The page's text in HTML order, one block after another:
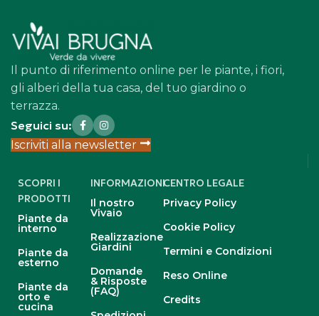
Il punto di riferimento online per le piante, i fiori,
gli alberi della tua casa, del tuo giardino o
terrazza.
Seguici su:
Iscriviti alla newsletter
SCOPRI I
PRODOTTI
Piante da
interno
Piante da
esterno
Piante da
orto e
cucina
INFORMAZIONI
Il nostro
Vivaio
Realizzazione
Giardini
Domande
& Risposte
(FAQ)
CENTRO LEGALE
Privacy Policy
Cookie Policy
Termini e Condizioni
Reso Online
Credits